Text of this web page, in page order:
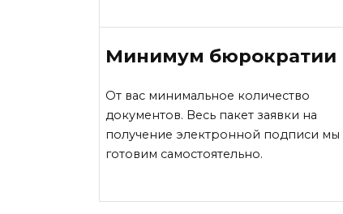
Минимум бюрократии
От вас минимальное количество
документов. Весь пакет заявки на
получение электронной подписи мы
готовим самостоятельно.